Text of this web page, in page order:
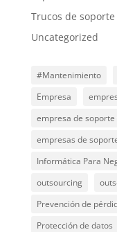
Trucos de
Uncategorized
#Mantenimiento
Empresa
empresa de soporte
empresas de
Informática Para
outsourcing
Prevención de
Protección de datos